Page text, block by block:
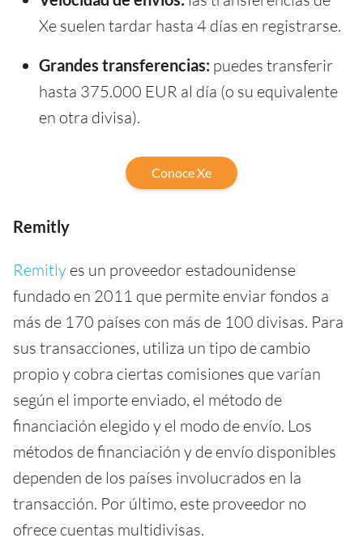
Xe suelen tardar hasta 4 días en registrarse.
Grandes transferencias: puedes transferir
hasta 375.000 EUR al día (o su equivalente
en otra divisa).
Conoce Xe
Remitly
Remitly es un proveedor estadounidense
fundado en 2011 que permite enviar fondos a
más de 170 países con más de 100 divisas. Para
sus transacciones, utiliza un tipo de cambio
propio y cobra ciertas comisiones que varían
según el importe enviado, el método de
financiación elegido y el modo de envío. Los
métodos de financiación y de envío disponibles
dependen de los países involucrados en la
transacción. Por último, este proveedor no
ofrece cuentas multidivisas.